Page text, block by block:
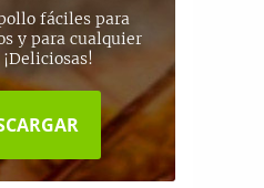
fáciles para
y para cualquier